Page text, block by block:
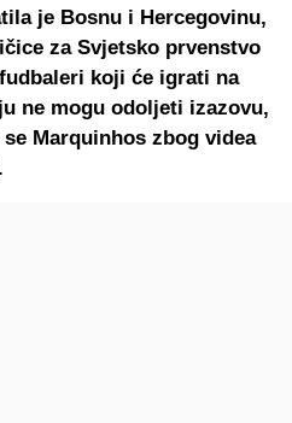
je Bosnu i Hercegovinu,
za Svjetsko prvenstvo
koji će igrati na
ne mogu odoljeti izazovu,
Marquinhos zbog videa